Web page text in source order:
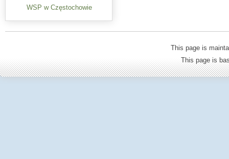
WSP w Częstochowie
This page is
This page is